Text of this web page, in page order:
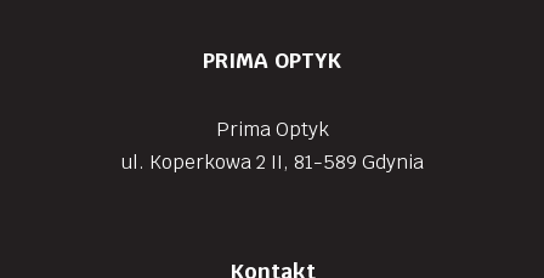
PRIMA OPTYK
Prima Optyk
ul. Koperkowa 2 II, 81-589 Gdynia
Kontakt